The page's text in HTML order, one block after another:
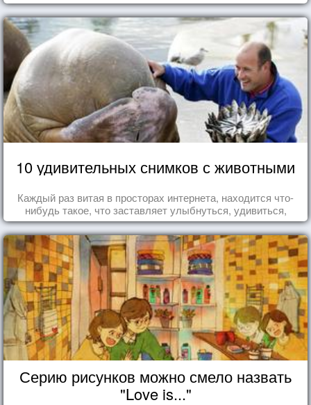
10 удивительных снимков с животными
Каждый раз витая в просторах интернета, находится что-
нибудь такое, что заставляет улыбнуться, удивиться,
восхититься...
Серию рисунков можно смело назвать
"Love is..."